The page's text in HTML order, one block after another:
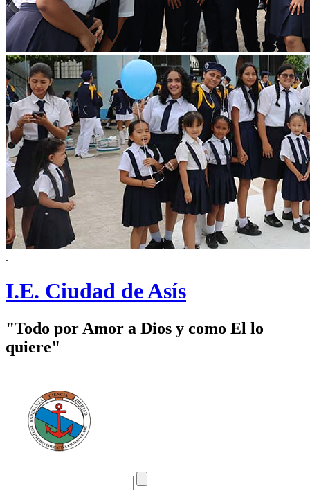
.
I.E. Ciudad de Asís
"Todo por Amor a Dios y como El lo
quiere"